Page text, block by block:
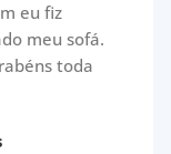
eu fiz
meu sofá.
toda